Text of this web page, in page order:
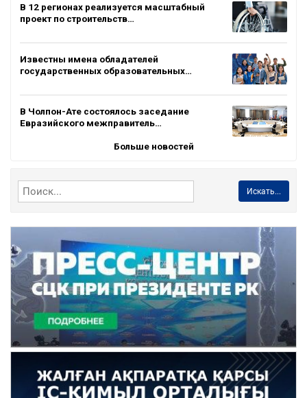
В 12 регионах реализуется масштабный
проект по строительств…
Известны имена обладателей
государственных образовательных…
В Чолпон-Ате состоялось заседание
Евразийского межправитель…
Больше новостей
Искать...